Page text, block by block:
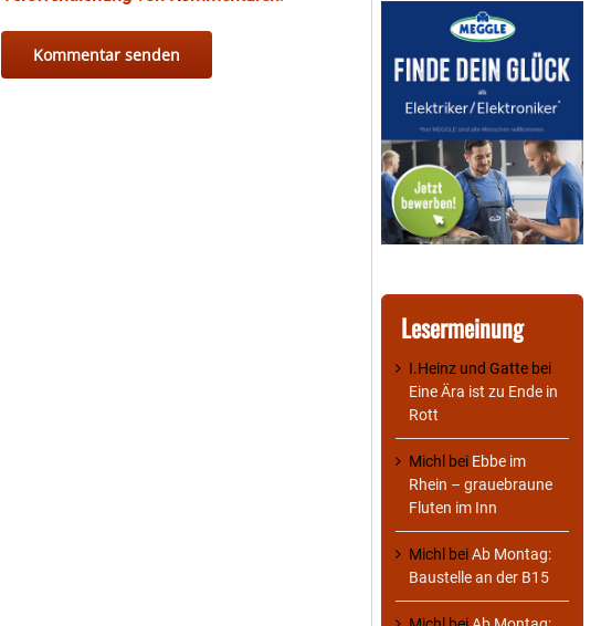
Lesermeinung
I.Heinz und Gatte bei
Eine Ära ist zu Ende in
Rott
Michl bei Ebbe im
Rhein – grauebraune
Fluten im Inn
Michl beiAb Montag:
Baustelle an der B15